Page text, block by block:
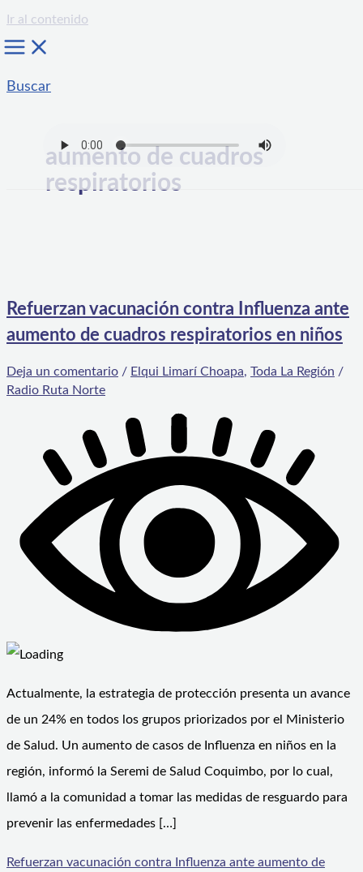
Ir al contenido
Buscar
aumento de cuadros
respiratorios
Refuerzan vacunación contra Influenza ante
aumento de cuadros respiratorios en niños
Deja un comentario / Elqui Limarí Choapa, Toda La Región /
Radio Ruta Norte
Actualmente, la estrategia de protección presenta un avance
de un 24% en todos los grupos priorizados por el Ministerio
de Salud. Un aumento de casos de Influenza en niños en la
región, informó la Seremi de Salud Coquimbo, por lo cual,
llamó a la comunidad a tomar las medidas de resguardo para
prevenir las enfermedades […]
Refuerzan vacunación contra Influenza ante aumento de